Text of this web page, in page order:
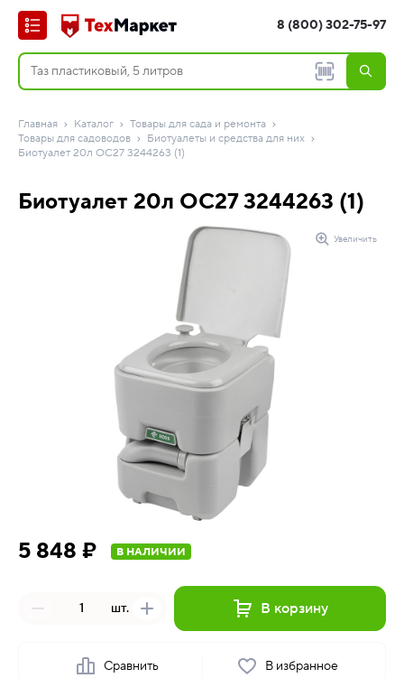
8 (800) 302-75-97
Главная Каталог
Товары для сада и ремонта
Товары для садоводов
Биотуалеты и средства для них
Биотуалет 20л OC27 3244263 (1)
Биотуалет 20л OC27 3244263 (1)
Увеличить
5 848 ₽ В НАЛИЧИИ
шт. В корзину
Сравнить В избранное